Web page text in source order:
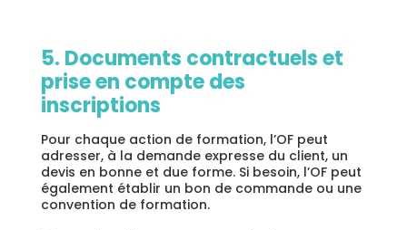
5. Documents contractuels et
prise en compte des
inscriptions
Pour chaque action de formation, l’OF peut
adresser, à la demande expresse du client, un
devis en bonne et due forme. Si besoin, l’OF peut
également établir un bon de commande ou une
convention de formation.